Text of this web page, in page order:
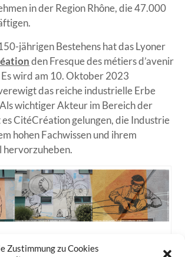
Zustimmung zu Cookies
in der Region Rhône, die 47.000
jährigen Bestehens hat das Lyoner
den Fresque des métiers d’avenir
wird am 10. Oktober 2023
das reiche industrielle Erbe
wichtiger Akteur im Bereich der
CitéCréation gelungen, die Industrie
hohen Fachwissen und ihrem
hervorzuheben.